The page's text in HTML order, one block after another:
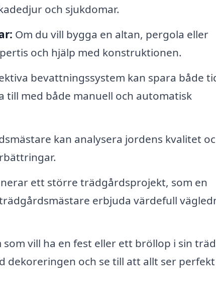
och sjukdomar.
Om du vill bygga en altan, pergola eller
och hjälp med konstruktionen.
bevattningssystem kan spara både
med både manuell och automatisk
kan analysera jordens kvalitet
ett större trädgårdsprojekt, som en
erbjuda värdefull
som vill ha en fest eller ett bröllop i sin
dekoreringen och se till att allt ser